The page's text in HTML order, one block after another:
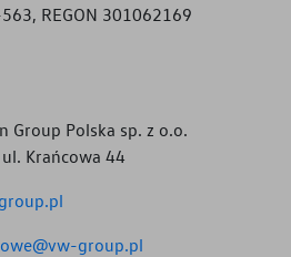
REGON 301062169
Group Polska sp. z o.o.
Krańcowa 44
group.pl